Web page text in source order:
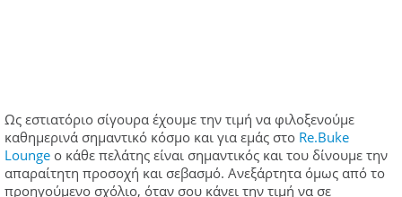
Ως εστιατόριο σίγουρα έχουμε την τιμή να φιλοξενούμε
καθημερινά σημαντικό κόσμο και για εμάς στο Re.Buke
Lounge ο κάθε πελάτης είναι σημαντικός και του δίνουμε την
απαραίτητη προσοχή και σεβασμό. Ανεξάρτητα όμως από το
προηγούμενο σχόλιο, όταν σου κάνει την τιμή να σε